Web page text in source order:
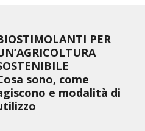
PER
sono, come
e modalità di